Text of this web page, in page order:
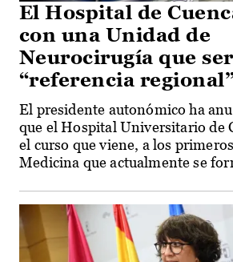
El Hospital de
con una Unidad de
Neurocirugía que
“referencia
El presidente autonómico ha
que el Hospital Universitario de
el curso que viene, a los
Medicina que actualmente se